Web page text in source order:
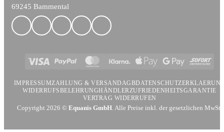
69245 Bammental
Visa PayPal MasterCardKlarna
Apple
Google
Sofort
IMPRESSUMZAHLUNG & VERSANDAGB
WIDERRUFSBELEHRUNGHÄNDLERZUFRIEDENHEITSGARANTIE
VERTRAG WIDERRUFEN
Copyright 2026 © Equanis GmbH. Alle Preise inkl. der gesetzlichen MwSt.